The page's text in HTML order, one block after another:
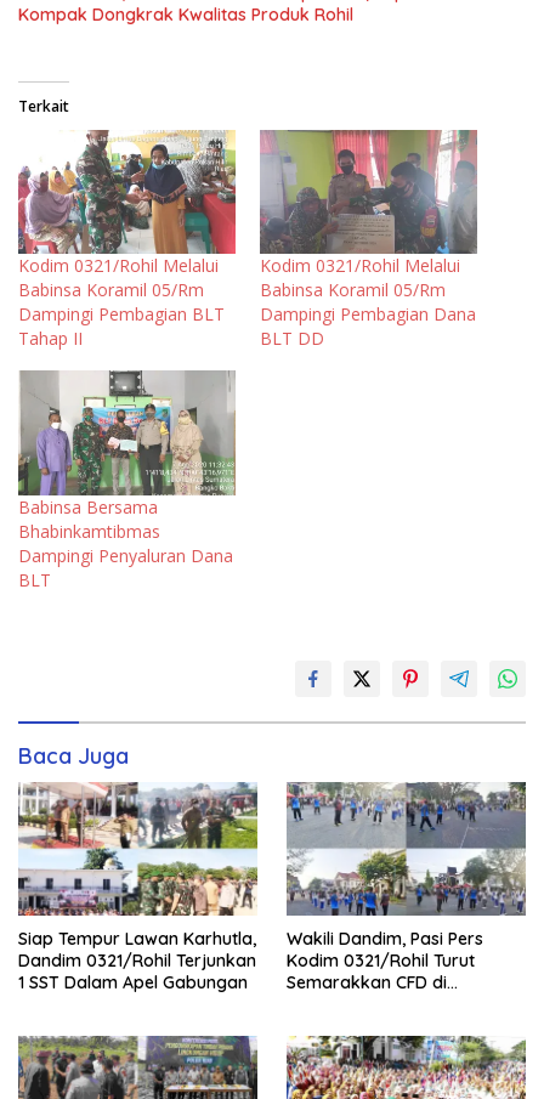
Kompak Dongkrak Kwalitas Produk Rohil
Terkait
Kodim 0321/Rohil Melalui
Babinsa Koramil 05/Rm
Dampingi Pembagian BLT
Tahap II
Kodim 0321/Rohil Melalui
Babinsa Koramil 05/Rm
Dampingi Pembagian Dana
BLT DD
Babinsa Bersama
Bhabinkamtibmas
Dampingi Penyaluran Dana
BLT
Baca Juga
Siap Tempur Lawan Karhutla,
Dandim 0321/Rohil Terjunkan
1 SST Dalam Apel Gabungan
Wakili Dandim, Pasi Pers
Kodim 0321/Rohil Turut
Semarakkan CFD di